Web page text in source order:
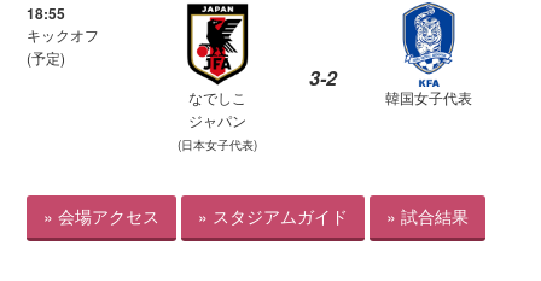
18:55
キックオフ
(予定)
なでしこ
ジャパン
(日本女子代表)
3-2
韓国女子代表
» 会場アクセス » スタジアムガイド » 試合結果